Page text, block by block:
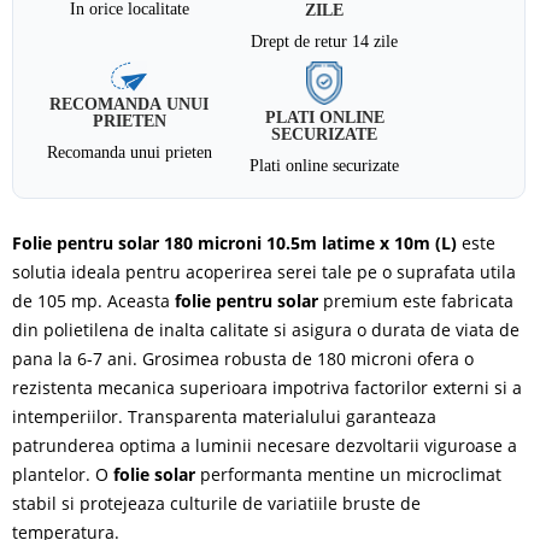
In orice localitate
ZILE
Drept de retur 14 zile
RECOMANDA UNUI
PRIETEN
Recomanda unui prieten
PLATI ONLINE
SECURIZATE
Plati online securizate
Folie pentru solar 180 microni 10.5m latime x 10m (L)este
solutia ideala pentru acoperirea serei tale pe o suprafata utila
de 105 mp. Aceastafolie pentru solar premium este fabricata
din polietilena de inalta calitate si asigura o durata de viata de
pana la 6-7 ani. Grosimea robusta de 180 microni ofera o
rezistenta mecanica superioara impotriva factorilor externi si a
intemperiilor. Transparenta materialului garanteaza
patrunderea optima a luminii necesare dezvoltarii viguroase a
plantelor. Ofolie solar performanta mentine un microclimat
stabil si protejeaza culturile de variatiile bruste de
temperatura.